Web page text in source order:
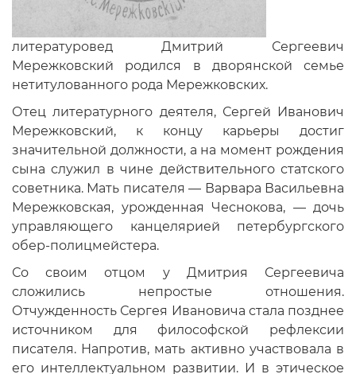
литературовед Дмитрий Сергеевич
Мережковский родился в дворянской семье
нетитулованного рода Мережковских.
Отец литературного деятеля, Сергей Иванович
Мережковский, к концу карьеры достиг
значительной должности, а на момент рождения
сына служил в чине действительного статского
советника. Мать писателя — Варвара Васильевна
Мережковская, урожденная Чеснокова, — дочь
управляющего канцелярией петербургского
обер-полицмейстера.
Со своим отцом у Дмитрия Сергеевича
сложились непростые отношения.
Отчужденность Сергея Ивановича стала позднее
источником для философской рефлексии
писателя. Напротив, мать активно участвовала в
его интеллектуальном развитии. И в этическое